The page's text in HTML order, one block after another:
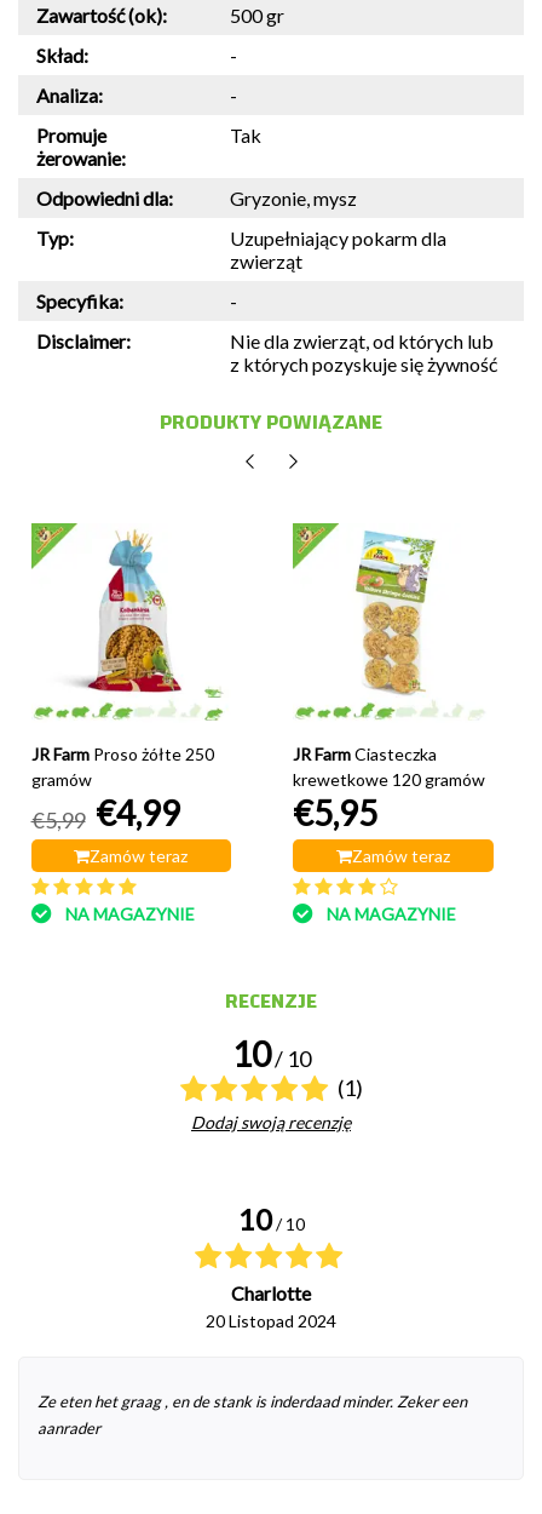
Zawartość (ok):
500 gr
Skład:
-
Analiza:
-
Promuje
żerowanie:
Tak
Odpowiedni dla:
Gryzonie, mysz
Typ:
Uzupełniający pokarm dla
zwierząt
Specyfika:
-
Disclaimer:
Nie dla zwierząt, od których lub
z których pozyskuje się żywność
PRODUKTY POWIĄZANE
JR Farm Proso żółte 250
gramów
€5,99 €4,99
Zamów teraz
NA MAGAZYNIE
JR FarmCiasteczka
krewetkowe 120 gramów
€5,95
Zamów teraz
NA MAGAZYNIE
RECENZJE
10/ 10
(1)
Dodaj swoją recenzję
10 / 10
Charlotte
20 Listopad 2024
Ze eten het graag , en de stank is inderdaad minder. Zeker een
aanrader